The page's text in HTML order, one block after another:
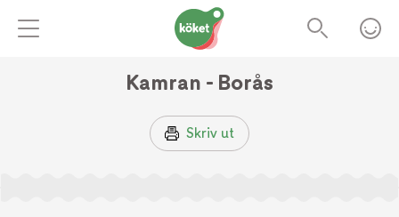
Kamran - Borås
Skriv ut